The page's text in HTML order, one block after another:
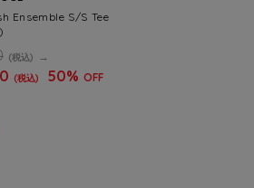
Ensemble S/S Tee
(税込)
(税込) 50% OFF